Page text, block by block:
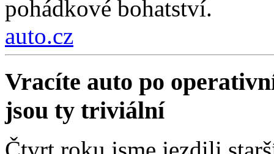
pohádkové bohatství.
auto.cz
Vracíte auto po
jsou ty triviální